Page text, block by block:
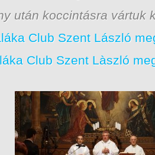
után koccintásra vártuk
Club Szent László
Club Szent Làszló